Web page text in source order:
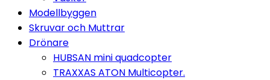
Modellbyggen
Skruvar och Muttrar
Drönare
HUBSAN mini quadcopter
TRAXXAS ATON Multicopter.